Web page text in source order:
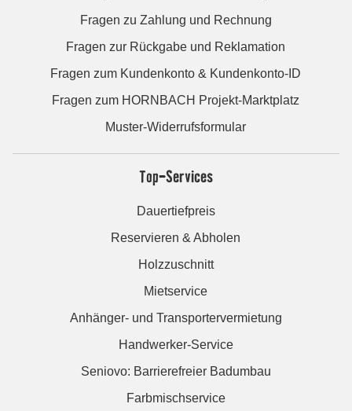
Fragen zu Zahlung und Rechnung
Fragen zur Rückgabe und Reklamation
Fragen zum Kundenkonto & Kundenkonto-ID
Fragen zum HORNBACH Projekt-Marktplatz
Muster-Widerrufsformular
Top-Services
Dauertiefpreis
Reservieren & Abholen
Holzzuschnitt
Mietservice
Anhänger- und Transportervermietung
Handwerker-Service
Seniovo: Barrierefreier Badumbau
Farbmischservice